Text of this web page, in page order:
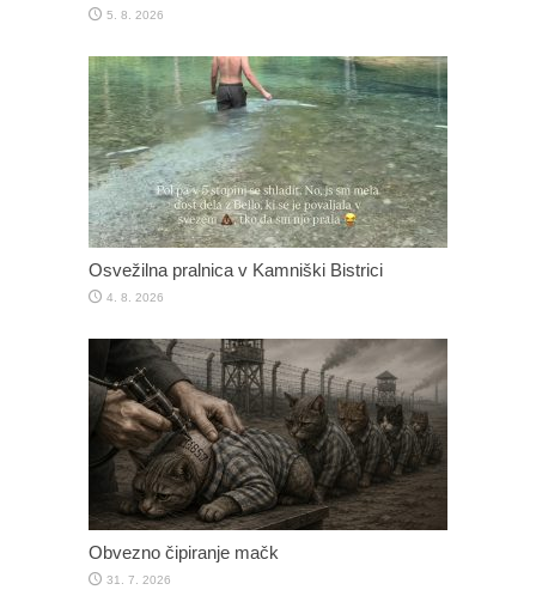
5. 8. 2026
Osvežilna pralnica v Kamniški Bistrici
4. 8. 2026
Obvezno čipiranje mačk
31. 7. 2026